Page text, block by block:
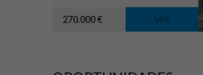
270.000 € VER